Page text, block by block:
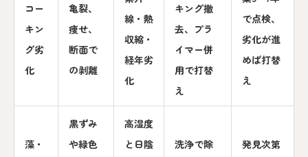
コー
キン
グ劣
化
亀裂、
痩せ、
断面で
の剥離
線・熱
収縮・
経年劣
化
キング撤
去、プラ
イマー併
用で打替
え
で点検、
劣化が進
めば打替
え
藻・
黒ずみ
や緑色
高湿度
と日陰
洗浄で除
発見次第